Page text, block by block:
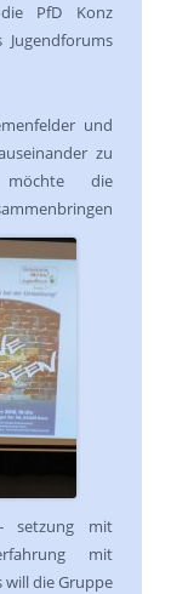
PfD Konz
und
zu
möchte die
setzung mit
mit
will die Gruppe